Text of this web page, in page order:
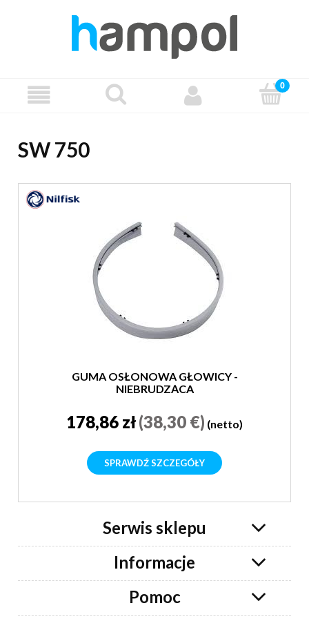
SW 750
GUMA OSŁONOWA GŁOWICY -
NIEBRUDZĄCA
178,86 zł(38,30 €) (netto)
SPRAWDŹ SZCZEGÓŁY
Serwis sklepu
Informacje
Pomoc